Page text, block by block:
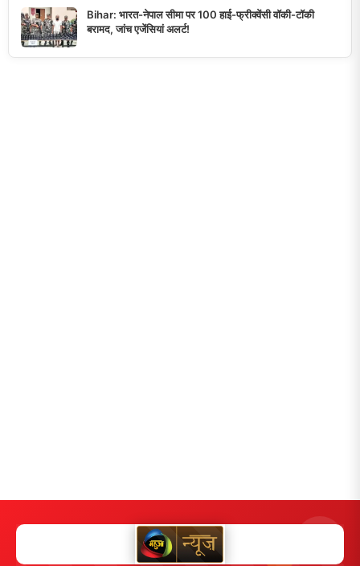
Bihar: भारत-नेपाल सीमा पर 100 हाई-फ्रीक्वेंसी वॉकी-टॉकी
बरामद, जांच एजेंसियां अलर्ट!